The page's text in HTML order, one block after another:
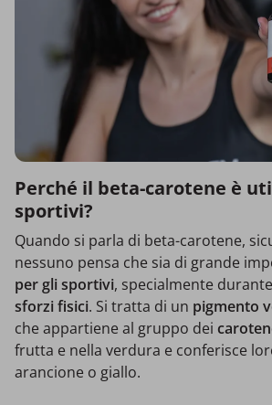
Perché il beta-carotene è
sportivi?
Quando si parla di beta-carotene,
nessuno pensa che sia di grande
per gli sportivi, specialmente
sforzi fisici. Si tratta di un pigmento
che appartiene al gruppo dei
frutta e nella verdura e conferisce
arancione o giallo.